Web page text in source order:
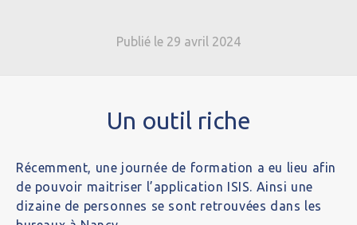
Publié le 29 avril 2024
Un outil riche
Récemment, une journée de formation a eu lieu afin
de pouvoir maitriser l’application ISIS. Ainsi une
dizaine de personnes se sont retrouvées dans les